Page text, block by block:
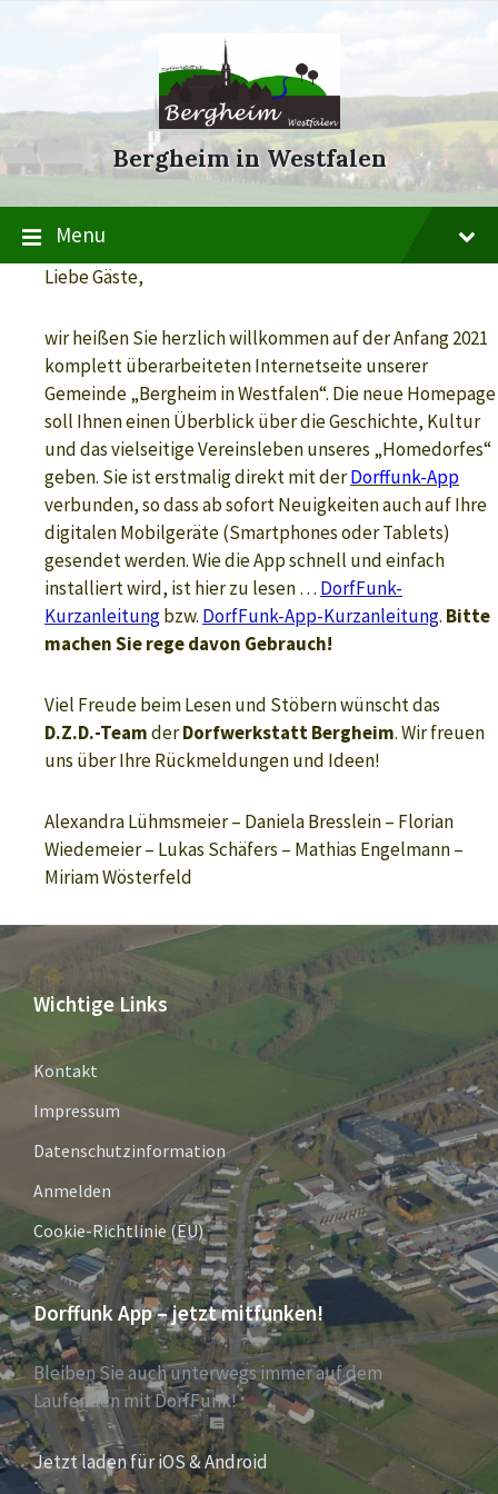
Skip
Skip
Skip
Bergheim in Westfalen
Menu
Liebe Gäste,
wir heißen Sie herzlich willkommen auf der Anfang 2021
komplett überarbeiteten Internetseite unserer
Gemeinde „Bergheim in Westfalen“. Die neue Homepage
soll Ihnen einen Überblick über die Geschichte, Kultur
und das vielseitige Vereinsleben unseres „Homedorfes“
geben. Sie ist erstmalig direkt mit derDorffunk-App
verbunden, so dass ab sofort Neuigkeiten auch auf Ihre
digitalen Mobilgeräte (Smartphones oder Tablets)
gesendet werden.Wie die App schnell und einfach
installiert wird, ist hier zu lesen … DorfFunk-
Kurzanleitungbzw. DorfFunk-App-Kurzanleitung. Bitte
machen Sie rege davon Gebrauch!
Viel Freude beim Lesen und Stöbern wünscht das
D.Z.D.-TeamderDorfwerkstatt Bergheim. Wir freuen
uns über Ihre Rückmeldungen und Ideen!
Alexandra Lühmsmeier – Daniela Bresslein – Florian
Wiedemeier – Lukas Schäfers – Mathias Engelmann –
Miriam Wösterfeld
Wichtige Links
Kontakt
Impressum
Datenschutzinformation
Anmelden
Cookie-Richtlinie (EU)
Dorffunk App – jetzt mitfunken!
Bleiben Sie auch unterwegs immer auf dem
Laufenden mit DorfFunk!
Jetzt laden für iOS & Android